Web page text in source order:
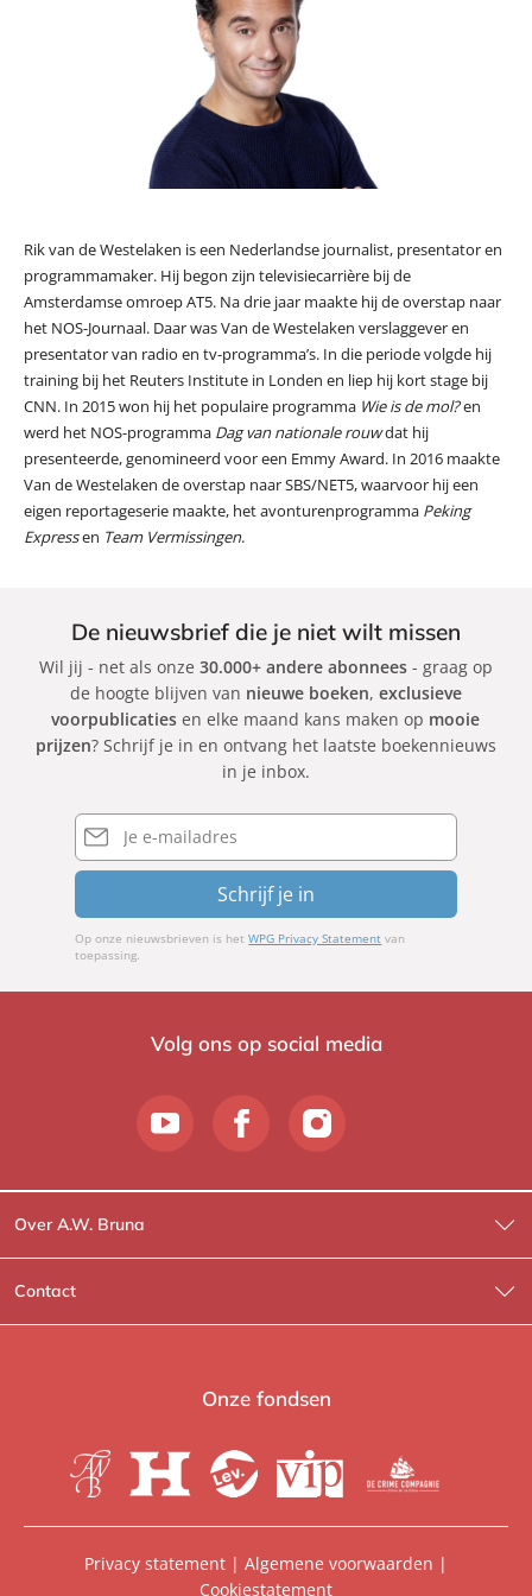
Rik van de Westelaken is een Nederlandse journalist, presentator en
programmamaker. Hij begon zijn televisiecarrière bij de
Amsterdamse omroep AT5. Na drie jaar maakte hij de overstap naar
het NOS-Journaal. Daar was Van de Westelaken verslaggever en
presentator van radio en tv-programma’s. In die periode volgde hij
training bij het Reuters Institute in Londen en liep hij kort stage bij
CNN. In 2015 won hij het populaire programma Wie is de mol?en
werd het NOS-programma Dag van nationale rouwdat hij
presenteerde, genomineerd voor een Emmy Award. In 2016 maakte
Van de Westelaken de overstap naar SBS/NET5, waarvoor hij een
eigen reportageserie maakte, het avonturenprogramma Peking
Expressen Team Vermissingen.
De nieuwsbrief die je niet wilt missen
Wil jij - net als onze 30.000+ andere abonnees- graag op
de hoogte blijven van nieuwe boeken, exclusieve
voorpublicaties en elke maand kans maken op mooie
prijzen? Schrijf je in en ontvang het laatste boekennieuws
in je inbox.
E-
mailadres
Schrijf je in
Op onze nieuwsbrieven is hetWPG Privacy Statement van
toepassing.
Volg ons op social media
Over A.W. Bruna
Wat wij doen
Wie is Wie?
Heartbeat
Contact
Contactinformatie
Voor de boekhandels
Onze fondsen
Privacy statement | Algemene voorwaarden |
Cookiestatement